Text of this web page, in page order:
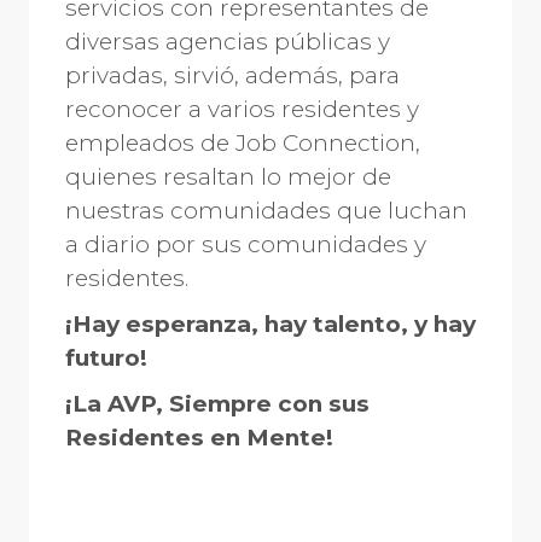
servicios con representantes de
diversas agencias públicas y
privadas, sirvió, además, para
reconocer a varios residentes y
empleados de Job Connection,
quienes resaltan lo mejor de
nuestras comunidades que luchan
a diario por sus comunidades y
residentes.
¡Hay esperanza, hay talento, y hay
futuro!
¡La AVP, Siempre con sus
Residentes en Mente!